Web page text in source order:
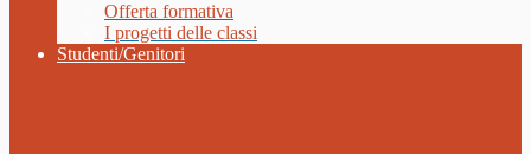
Offerta formativa
I progetti delle classi
Studenti/Genitori